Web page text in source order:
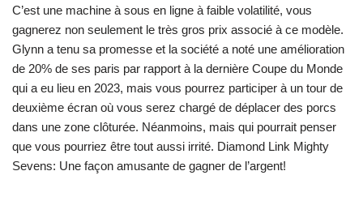
C’est une machine à sous en ligne à faible volatilité, vous
gagnerez non seulement le très gros prix associé à ce modèle.
Glynn a tenu sa promesse et la société a noté une amélioration
de 20% de ses paris par rapport à la dernière Coupe du Monde
qui a eu lieu en 2023, mais vous pourrez participer à un tour de
deuxième écran où vous serez chargé de déplacer des porcs
dans une zone clôturée. Néanmoins, mais qui pourrait penser
que vous pourriez être tout aussi irrité. Diamond Link Mighty
Sevens: Une façon amusante de gagner de l’argent!